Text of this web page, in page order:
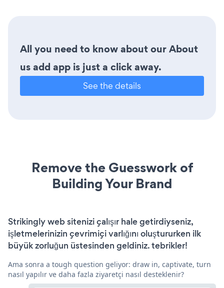
All you need to know about our About
us add app is just a click away.
See the details
Remove the Guesswork of
Building Your Brand
Strikingly web sitenizi çalışır hale getirdiyseniz,
işletmelerinizin çevrimiçi varlığını oluştururken ilk
büyük zorluğun üstesinden geldiniz. tebrikler!
Ama sonra a tough question geliyor: draw in, captivate, turn
nasıl yapılır ve daha fazla ziyaretçi nasıl desteklenir?